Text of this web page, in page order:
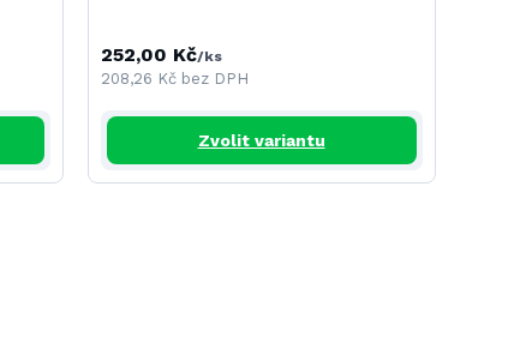
252,00 Kč/ks
208,26 Kč bez DPH
Zvolit variantu